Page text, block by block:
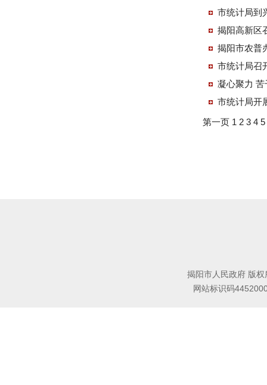
市统计局到
揭阳高新区
揭阳市农普
市统计局召
市统计局开
第一页 1 2 3 4 5
揭阳市人民政府 版
网站标识码